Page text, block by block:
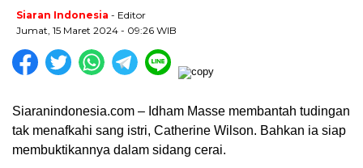
Siaran Indonesia - Editor
Jumat, 15 Maret 2024 - 09:26 WIB
Siaranindonesia.com – Idham Masse membantah tudingan
tak menafkahi sang istri, Catherine Wilson. Bahkan ia siap
membuktikannya dalam sidang cerai.